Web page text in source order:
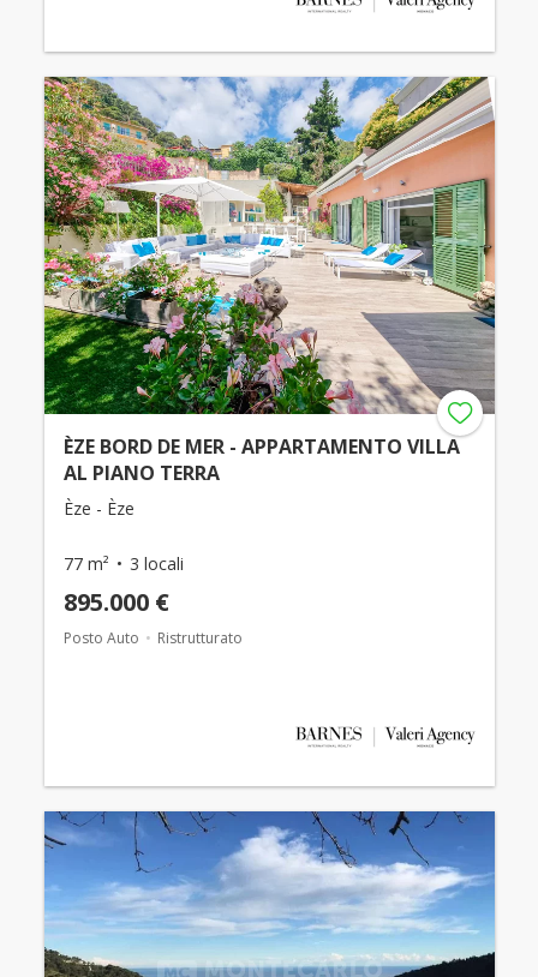
ÈZE BORD DE MER - APPARTAMENTO VILLA
AL PIANO TERRA
Èze - Èze
77 m² 3 locali
895.000 €
Posto Auto Ristrutturato